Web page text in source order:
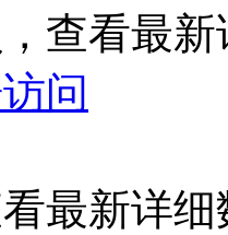
查看最
问
最新详细